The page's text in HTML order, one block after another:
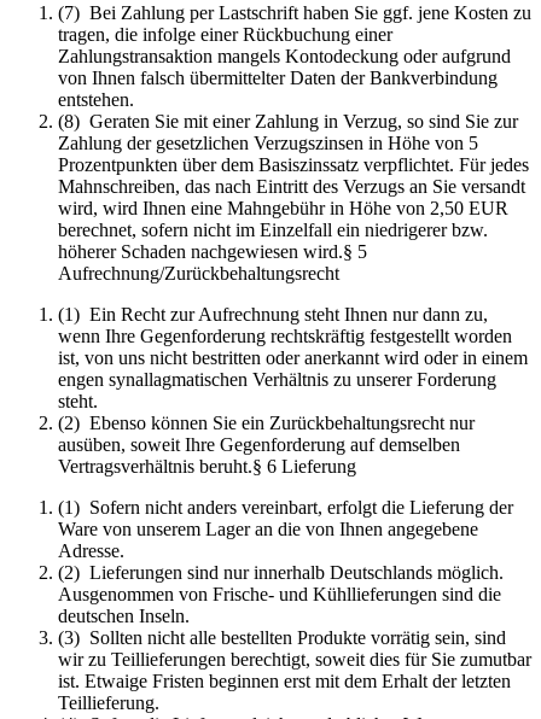
(7) Bei Zahlung per Lastschrift haben Sie ggf. jene Kosten zu
tragen, die infolge einer Rückbuchung einer
Zahlungstransaktion mangels Kontodeckung oder aufgrund
von Ihnen falsch übermittelter Daten der Bankverbindung
entstehen.
(8) Geraten Sie mit einer Zahlung in Verzug, so sind Sie zur
Zahlung der gesetzlichen Verzugszinsen in Höhe von 5
Prozentpunkten über dem Basiszinssatz verpflichtet. Für jedes
Mahnschreiben, das nach Eintritt des Verzugs an Sie versandt
wird, wird Ihnen eine Mahngebühr in Höhe von 2,50 EUR
berechnet, sofern nicht im Einzelfall ein niedrigerer bzw.
höherer Schaden nachgewiesen wird.§ 5
Aufrechnung/Zurückbehaltungsrecht
(1) Ein Recht zur Aufrechnung steht Ihnen nur dann zu,
wenn Ihre Gegenforderung rechtskräftig festgestellt worden
ist, von uns nicht bestritten oder anerkannt wird oder in einem
engen synallagmatischen Verhältnis zu unserer Forderung
steht.
(2) Ebenso können Sie ein Zurückbehaltungsrecht nur
ausüben, soweit Ihre Gegenforderung auf demselben
Vertragsverhältnis beruht.§ 6 Lieferung
(1) Sofern nicht anders vereinbart, erfolgt die Lieferung der
Ware von unserem Lager an die von Ihnen angegebene
Adresse.
(2) Lieferungen sind nur innerhalb Deutschlands möglich.
Ausgenommen von Frische- und Kühllieferungen sind die
deutschen Inseln.
(3) Sollten nicht alle bestellten Produkte vorrätig sein, sind
wir zu Teillieferungen berechtigt, soweit dies für Sie zumutbar
ist. Etwaige Fristen beginnen erst mit dem Erhalt der letzten
Teillieferung.